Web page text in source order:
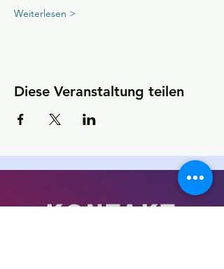
Weiterlesen >
Diese Veranstaltung teilen
KONTAKT